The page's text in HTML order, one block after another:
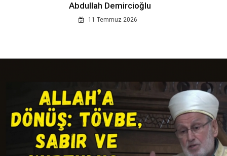
Abdullah Demircioğlu
11 Temmuz 2026